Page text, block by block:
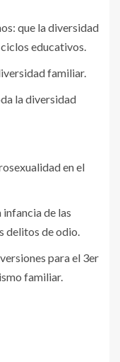
que la diversidad
educativos.
familiar.
la diversidad
en el
infancia de las
delitos de odio.
para el 3er
familiar.